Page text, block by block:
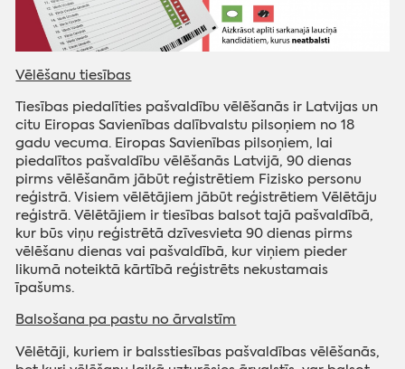
Vēlēšanu tiesības
Tiesības piedalīties pašvaldību vēlēšanās ir Latvijas un
citu Eiropas Savienības dalībvalstu pilsoņiem no 18
gadu vecuma. Eiropas Savienības pilsoņiem, lai
piedalītos pašvaldību vēlēšanās Latvijā, 90 dienas
pirms vēlēšanām jābūt reģistrētiem Fizisko personu
reģistrā. Visiem vēlētājiem jābūt reģistrētiem Vēlētāju
reģistrā. Vēlētājiem ir tiesības balsot tajā pašvaldībā,
kur būs viņu reģistrētā dzīvesvieta 90 dienas pirms
vēlēšanu dienas vai pašvaldībā, kur viņiem pieder
likumā noteiktā kārtībā reģistrēts nekustamais
īpašums.
Balsošana pa pastu no ārvalstīm
Vēlētāji, kuriem ir balsstiesības pašvaldības vēlēšanās,